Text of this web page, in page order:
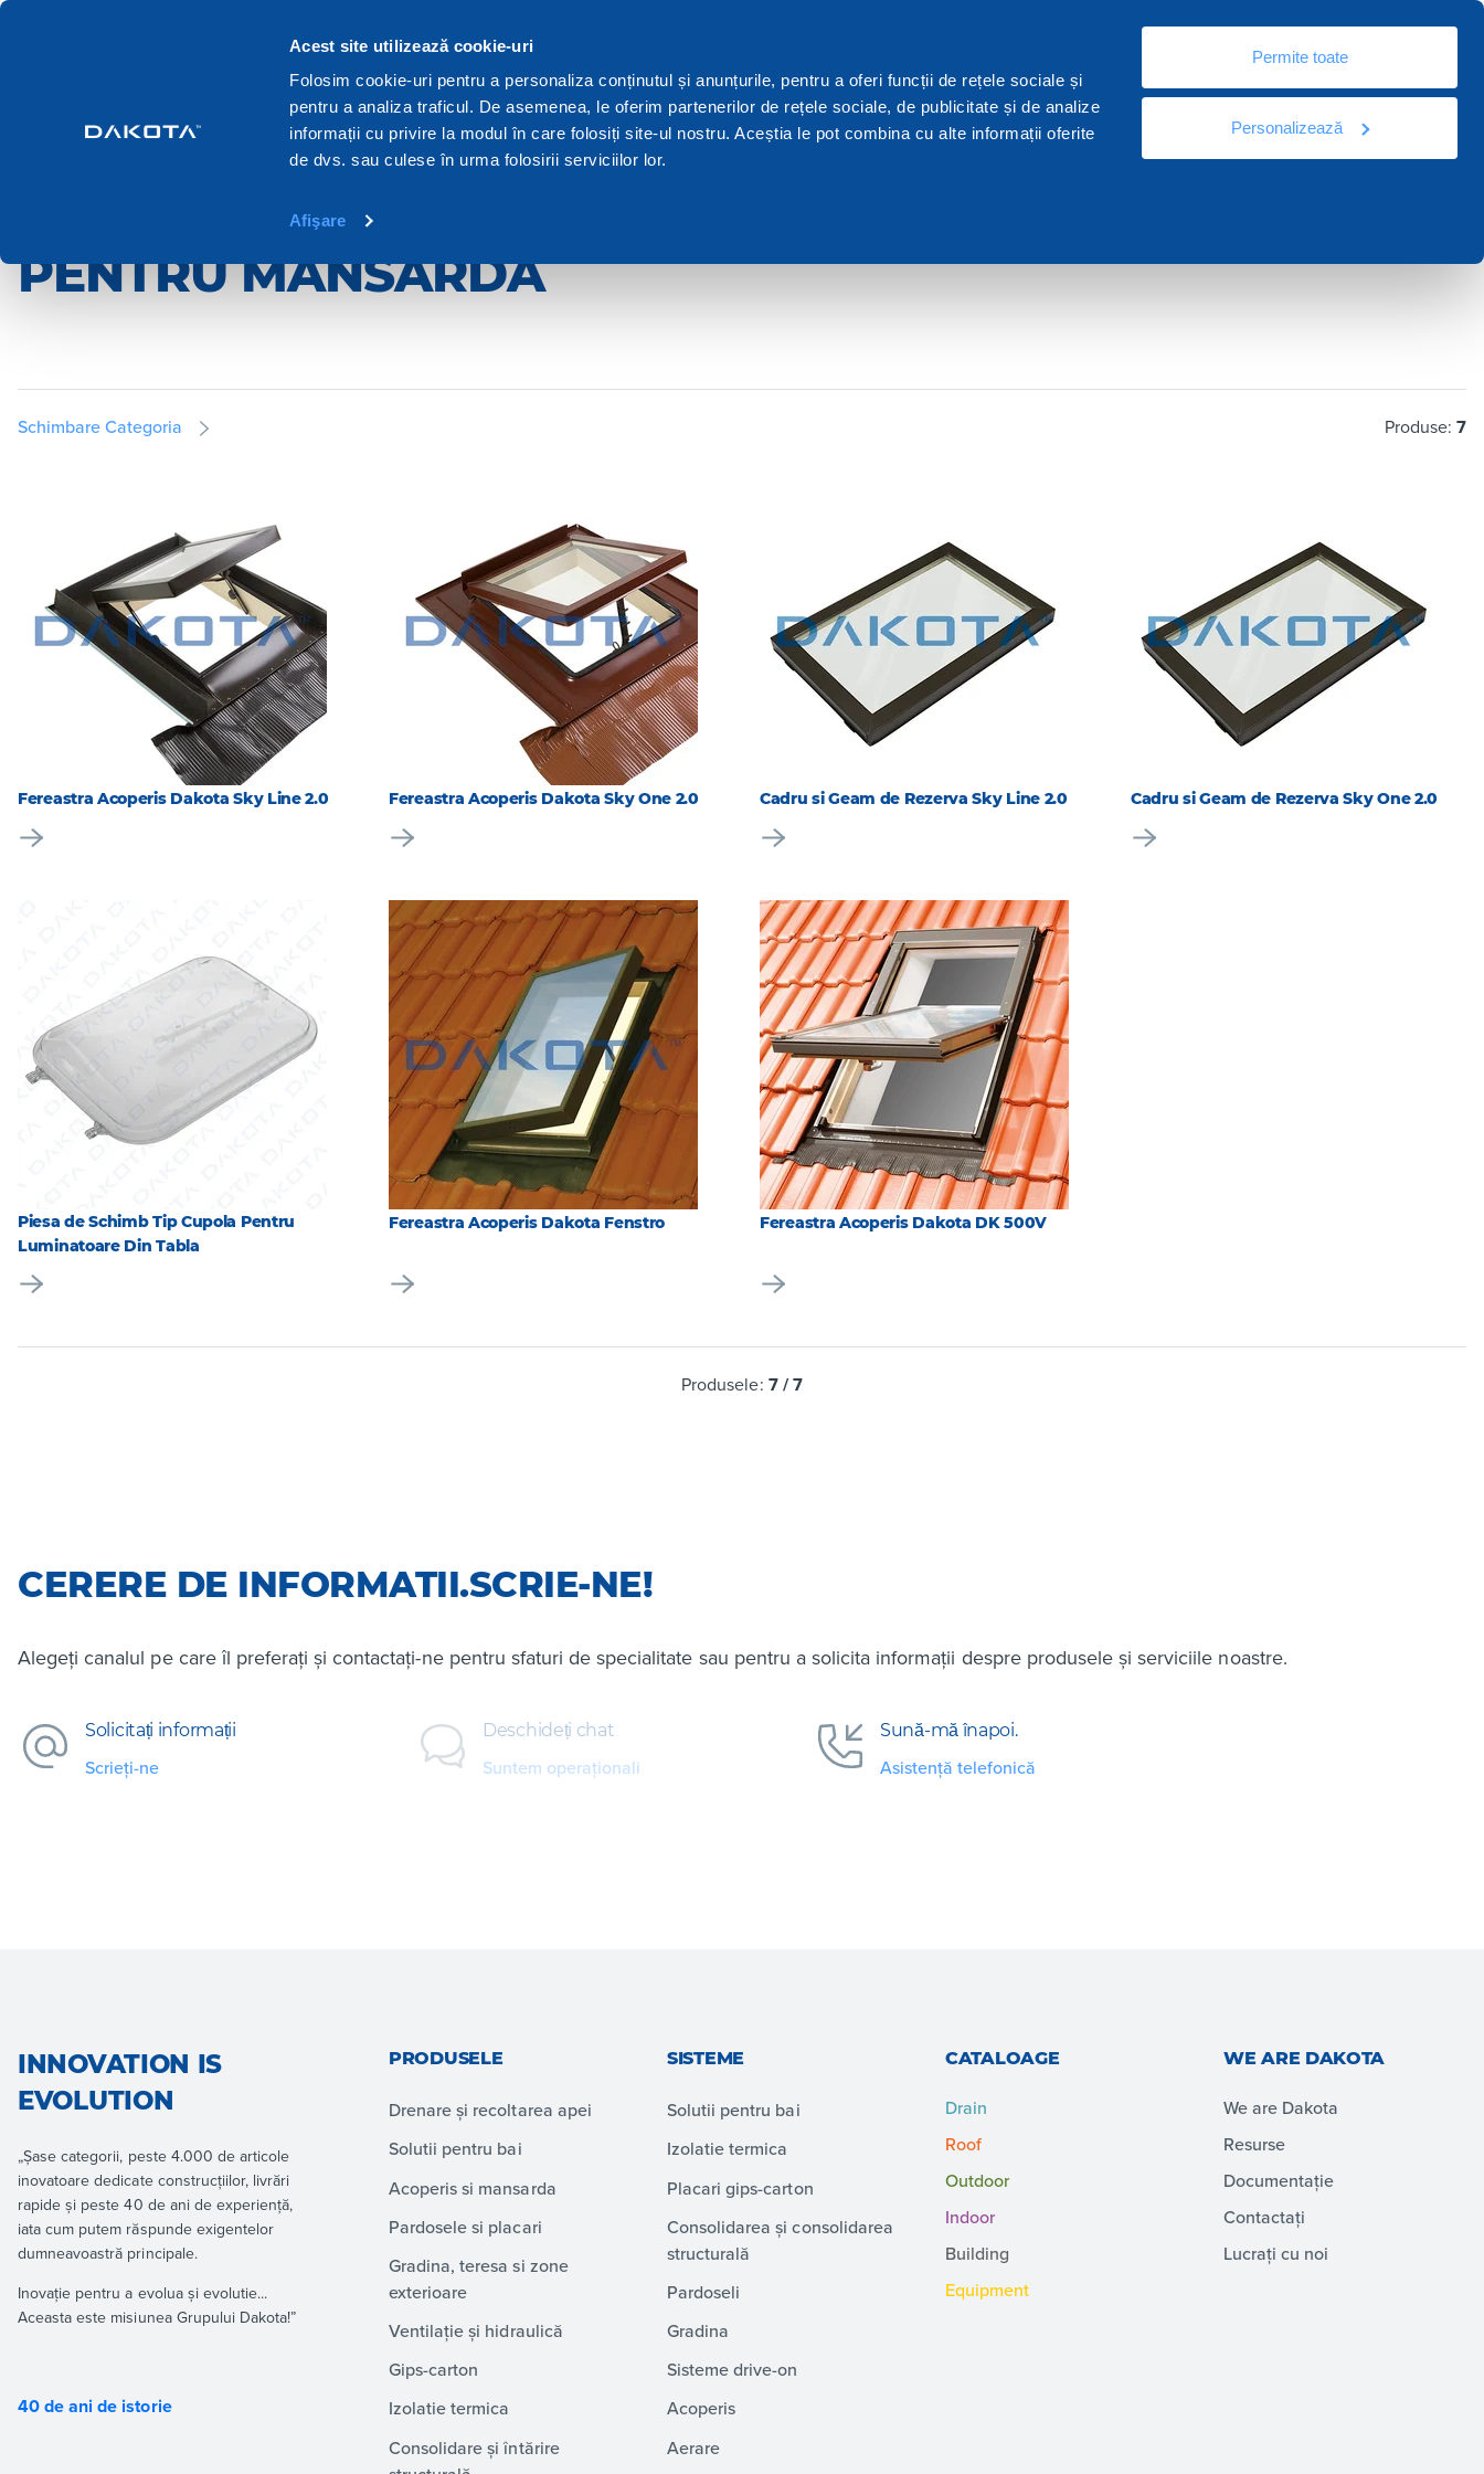
Acest site utilizează cookie-uri
Folosim cookie-uri pentru a personaliza conținutul și anunțurile, pentru a oferi funcții de rețele sociale și
pentru a analiza traficul. De asemenea, le oferim partenerilor de rețele sociale, de publicitate și de analize
informații cu privire la modul în care folosiți site-ul nostru. Aceștia le pot combina cu alte informații oferite
de dvs. sau culese în urma folosirii serviciilor lor.
Afişare
Permite toate
Personalizează
Produsele Acoperis si mansarda Luminatoare si fereastra pentru mansarda
LUMINATOARE SI FEREASTRĂ
PENTRU MANSARDA
Schimbare Categoria Produse: 7
Fereastra Acoperis Dakota Sky Line 2.0 Fereastra Acoperis Dakota Sky One 2.0 Cadru si Geam de Rezerva Sky Line 2.0 Cadru si Geam de Rezerva Sky One 2.0
Piesa de Schimb Tip Cupola Pentru
Luminatoare Din Tabla
Fereastra Acoperis Dakota Fenstro Fereastra Acoperis Dakota DK 500V
Produsele: 7/7
CERERE DE INFORMATII.SCRIE-NE!
Alegeți canalul pe care îl preferați și contactați-ne pentru sfaturi de specialitate sau pentru a solicita informații despre produsele și serviciile noastre.
Solicitați informații
Scrieți-ne
Deschideți chat
Suntem operaționali
Sună-mă înapoi.
Asistență telefonică
INNOVATION IS
EVOLUTION
„Șase categorii, peste 4.000 de articole
inovatoare dedicate construcțiilor, livrări
rapide și peste 40 de ani de experiență,
iata cum putem răspunde exigentelor
dumneavoastră principale.
Inovație pentru a evolua și evolutie...
Aceasta este misiunea Grupului Dakota!”
40 de ani de istorie
PRODUSELE
Drenare și recoltarea apei
Solutii pentru bai
Acoperis si mansarda
Pardosele si placari
Gradina, teresa si zone
exterioare
Ventilație și hidraulică
Gips-carton
Izolatie termica
Consolidare și întărire
SISTEME
Solutii pentru bai
Izolatie termica
Placari gips-carton
Consolidarea și consolidarea
structurală
Pardoseli
Gradina
Sisteme drive-on
Acoperis
Aerare
CATALOAGE
Drain
Roof
Outdoor
Indoor
Building
Equipment
WE ARE DAKOTA
We are Dakota
Resurse
Documentație
Contactați
Lucrați cu noi